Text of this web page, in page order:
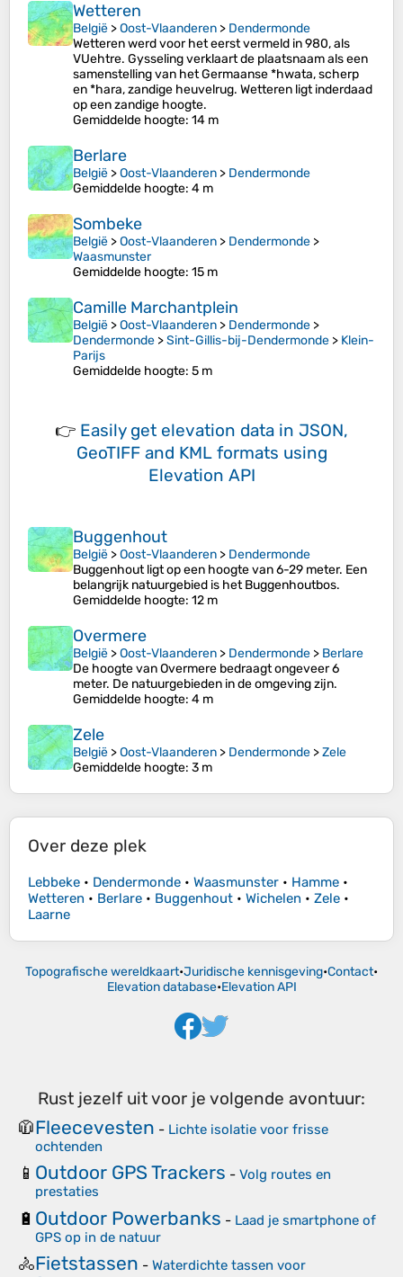
Wetteren
België >Oost-Vlaanderen > Dendermonde
Wetteren werd voor het eerst vermeld in 980, als
VUehtre. Gysseling verklaart de plaatsnaam als een
samenstelling van het Germaanse *hwata, scherp
en *hara, zandige heuvelrug. Wetteren ligt inderdaad
op een zandige hoogte.
Gemiddelde hoogte: 14 m
Berlare
België >Oost-Vlaanderen > Dendermonde
Gemiddelde hoogte: 4 m
Sombeke
België >Oost-Vlaanderen > Dendermonde >
Waasmunster
Gemiddelde hoogte: 15 m
Camille Marchantplein
België >Oost-Vlaanderen > Dendermonde >
Dendermonde >Sint-Gillis-bij-Dendermonde > Klein-
Parijs
Gemiddelde hoogte: 5 m
👉 Easily get elevation data in JSON,
GeoTIFF and KML formats using
Elevation API
Buggenhout
België >Oost-Vlaanderen > Dendermonde
Buggenhout ligt op een hoogte van 6-29 meter. Een
belangrijk natuurgebied is het Buggenhoutbos.
Gemiddelde hoogte: 12 m
Overmere
België >Oost-Vlaanderen > Dendermonde > Berlare
De hoogte van Overmere bedraagt ongeveer 6
meter. De natuurgebieden in de omgeving zijn.
Gemiddelde hoogte: 4 m
Zele
België >Oost-Vlaanderen > Dendermonde >Zele
Gemiddelde hoogte: 3 m
Over deze plek
Lebbeke • Dendermonde • Waasmunster • Hamme •
Wetteren • Berlare • Buggenhout • Wichelen • Zele •
Laarne
Topografische wereldkaart•Juridische kennisgeving•Contact•
Elevation database•Elevation API
Rust jezelf uit voor je volgende avontuur:
🧥Fleecevesten - Lichte isolatie voor frisse
ochtenden
📱 Outdoor GPS Trackers - Volg routes en
prestaties
🔋 Outdoor Powerbanks - Laad je smartphone of
GPS op in de natuur
🚴Fietstassen - Waterdichte tassen voor